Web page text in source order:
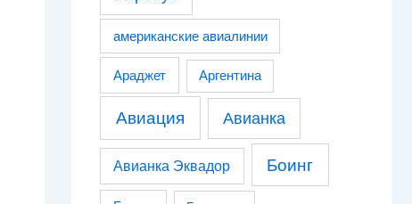
американские авиалинии
Араджет Аргентина
Авиация Авианка
Авианка Эквадор Боинг